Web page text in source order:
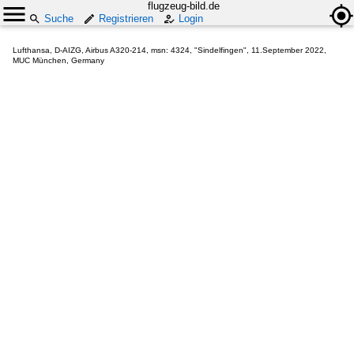
flugzeug-bild.de
Suche
Registrieren Login
Lufthansa, D-AIZG, Airbus A320-214, msn: 4324, "Sindelfingen", 11.September 2022,
MUC München, Germany